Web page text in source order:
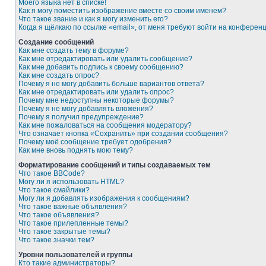
Моего языка нет в списке!
Как я могу поместить изображение вместе со своим именем?
Что такое звание и как я могу изменить его?
Когда я щёлкаю по ссылке «email», от меня требуют войти на
Создание сообщений
Как мне создать тему в форуме?
Как мне отредактировать или удалить сообщение?
Как мне добавить подпись к своему сообщению?
Как мне создать опрос?
Почему я не могу добавить больше вариантов ответа?
Как мне отредактировать или удалить опрос?
Почему мне недоступны некоторые форумы?
Почему я не могу добавлять вложения?
Почему я получил предупреждение?
Как мне пожаловаться на сообщения модератору?
Что означает кнопка «Сохранить» при создании сообщения?
Почему моё сообщение требует одобрения?
Как мне вновь поднять мою тему?
Форматирование сообщений и типы создаваемых тем
Что такое BBCode?
Могу ли я использовать HTML?
Что такое смайлики?
Могу ли я добавлять изображения к сообщениям?
Что такое важные объявления?
Что такое объявления?
Что такое прилепленные темы?
Что такое закрытые темы?
Что такое значки тем?
Уровни пользователей и группы
Кто такие администраторы?